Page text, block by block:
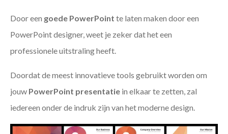
Door een goede PowerPoint te laten maken door een
PowerPoint designer, weet je zeker dat het een
professionele uitstraling heeft.
Doordat de meest innovatieve tools gebruikt worden om
jouw PowerPoint presentatie in elkaar te zetten, zal
iedereen onder de indruk zijn van het moderne design.